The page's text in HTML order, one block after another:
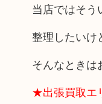
当店ではそう
整理したい
そんなときは
★出張買取エ